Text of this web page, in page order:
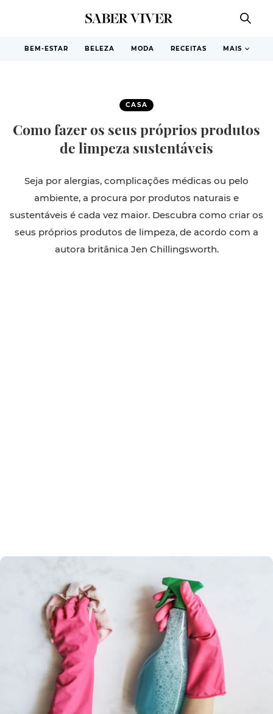
BEM-ESTAR BELEZA MODA RECEITAS MAIS
CASA
Como fazer os seus próprios produtos
de limpeza sustentáveis
Seja por alergias, complicações médicas ou pelo
ambiente, a procura por produtos naturais e
sustentáveis é cada vez maior. Descubra como criar os
seus próprios produtos de limpeza, de acordo com a
autora britânica Jen Chillingsworth.